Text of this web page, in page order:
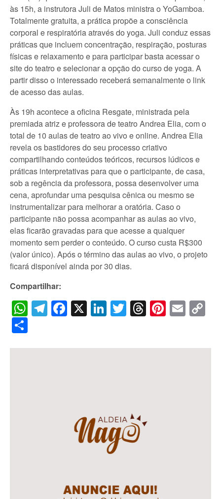
às 15h, a instrutora Juli de Matos ministra o YoGamboa.
Totalmente gratuita, a prática propõe a consciência
corporal e respiratória através do yoga. Juli conduz essas
práticas que incluem concentração, respiração, posturas
físicas e relaxamento e para participar basta acessar o
site do teatro e selecionar a opção do curso de yoga. A
partir disso o interessado receberá semanalmente o link
de acesso das aulas.
Às 19h acontece a oficina Resgate, ministrada pela
premiada atriz e professora de teatro Andrea Elia, com o
total de 10 aulas de teatro ao vivo e online. Andrea Elia
revela os bastidores do seu processo criativo
compartilhando conteúdos teóricos, recursos lúdicos e
práticas interpretativas para que o participante, de casa,
sob a regência da professora, possa desenvolver uma
cena, aprofundar uma pesquisa cênica ou mesmo se
instrumentalizar para melhorar a oratória. Caso o
participante não possa acompanhar as aulas ao vivo,
elas ficarão gravadas para que acesse a qualquer
momento sem perder o conteúdo. O curso custa R$300
(valor único). Após o término das aulas ao vivo, o projeto
ficará disponível ainda por 30 dias.
Compartilhar:
WhatsApp
Telegram
Facebook
X LinkedIn
Twitter
Threads